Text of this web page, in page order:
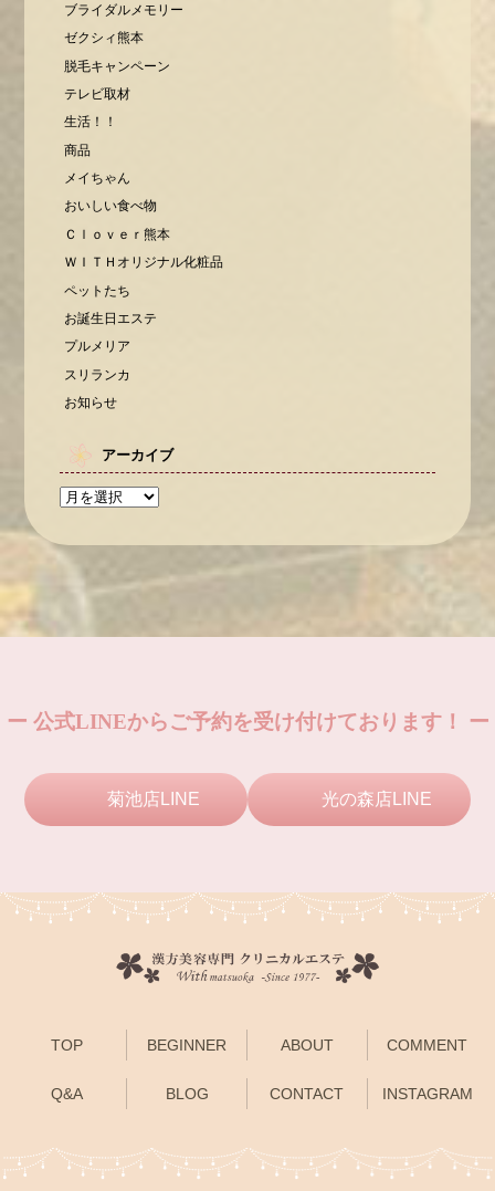
ブライダルメモリー
ゼクシィ熊本
脱毛キャンペーン
テレビ取材
生活！！
商品
メイちゃん
おいしい食べ物
Ｃｌｏｖｅｒ熊本
ＷＩＴＨオリジナル化粧品
ペットたち
お誕生日エステ
プルメリア
スリランカ
お知らせ
アーカイブ
ー 公式LINEからご予約を受け付けております！ ー
菊池店LINE 光の森店LINE
TOP BEGINNER ABOUT COMMENT
Q&A BLOG CONTACT INSTAGRAM